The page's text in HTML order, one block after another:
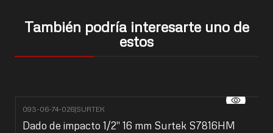
También podría interesarte uno de
estos
093-06-74-026|SURTEK
Dado de impacto 1/2" 16 mm Surtek S7816HM